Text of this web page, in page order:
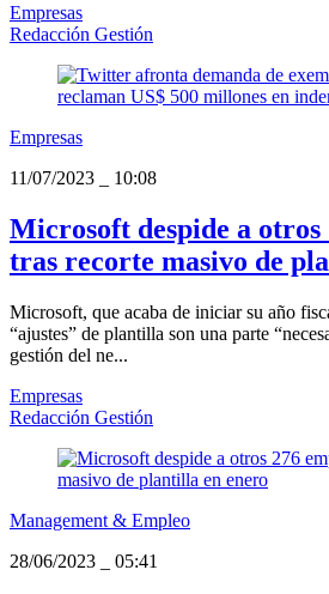
Empresas
Redacción Gestión
Empresas
11/07/2023
10:08
Microsoft despide a otros
tras recorte masivo de
Microsoft, que acaba de iniciar su año
“ajustes” de plantilla son una parte
gestión del ne...
Empresas
Redacción Gestión
Management & Empleo
28/06/2023
05:41